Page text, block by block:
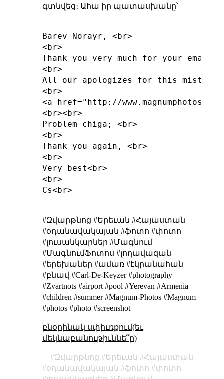
գտնվեց։ Ահա իր պատասխանը՝
Barev Norayr, <br>
<br>
Thank you very much for your email
<br>
All our apologizes for this
<br>
<a href="http://
<br><br>
Problem chiga; <br>
<br>
Thank you again, <br>
<br>
Very best<br>
<br>
Cs<br>
#Զվարթնոց #Երեւան #Հայաստան
#օդանավակայան #ֆոտո #փոտո
#լուսանկարներ #Մագնում
#ՄագնումՖոտոս #լողավազան
#երեխաներ #ամառ #էկրանահան
#բնավ #Carl-De-Keyzer #photography
#Zvartnots #airport #pool #Yerevan #Armenia
#children #summer #Magnum-Photos #Magnum
#photos #photo #screenshot
բնօրինակ սփիւռքում(եւ
մեկնաբանութիւննե՞ր)
Զվարթնոց Երեւան
Հայաստան
օդանավակայան
ֆոտո
փոտո